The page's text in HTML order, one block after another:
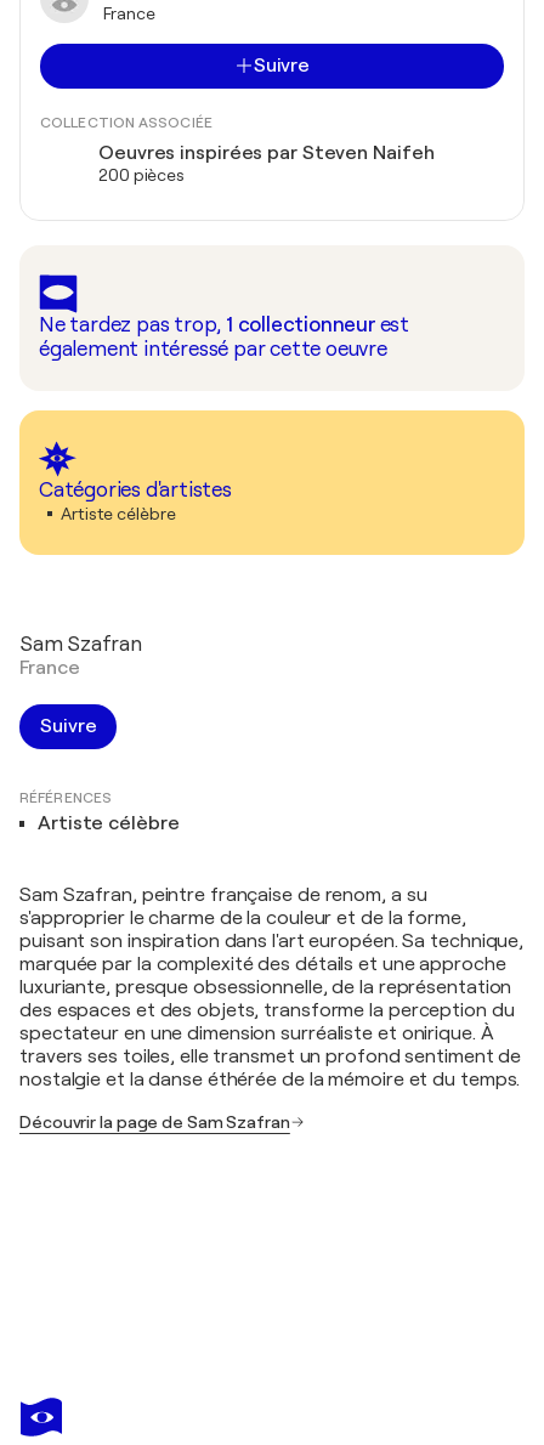
France
Suivre
COLLECTION ASSOCIÉE
Oeuvres inspirées par Steven Naifeh
200 pièces
Ne tardez pas trop, 1 collectionneur est
également intéressé par cette oeuvre
Catégories d'artistes
Artiste célèbre
Sam Szafran
France
Suivre
RÉFÉRENCES
Artiste célèbre
Sam Szafran, peintre française de renom, a su
s'approprier le charme de la couleur et de la forme,
puisant son inspiration dans l'art européen. Sa technique,
marquée par la complexité des détails et une approche
luxuriante, presque obsessionnelle, de la représentation
des espaces et des objets, transforme la perception du
spectateur en une dimension surréaliste et onirique. À
travers ses toiles, elle transmet un profond sentiment de
nostalgie et la danse éthérée de la mémoire et du temps.
Découvrir la page de Sam Szafran
SAM SZAFRAN
L'homme au peignoir et feuillages